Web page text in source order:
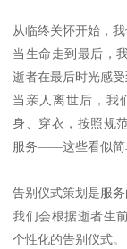
从临终关怀开始，
当生命走到最后，
逝者在最后时光感受
当亲人离世后，我
身、穿衣，按照规
服务——这些看似简
告别仪式策划是服务
我们会根据逝者生
个性化的告别仪式。